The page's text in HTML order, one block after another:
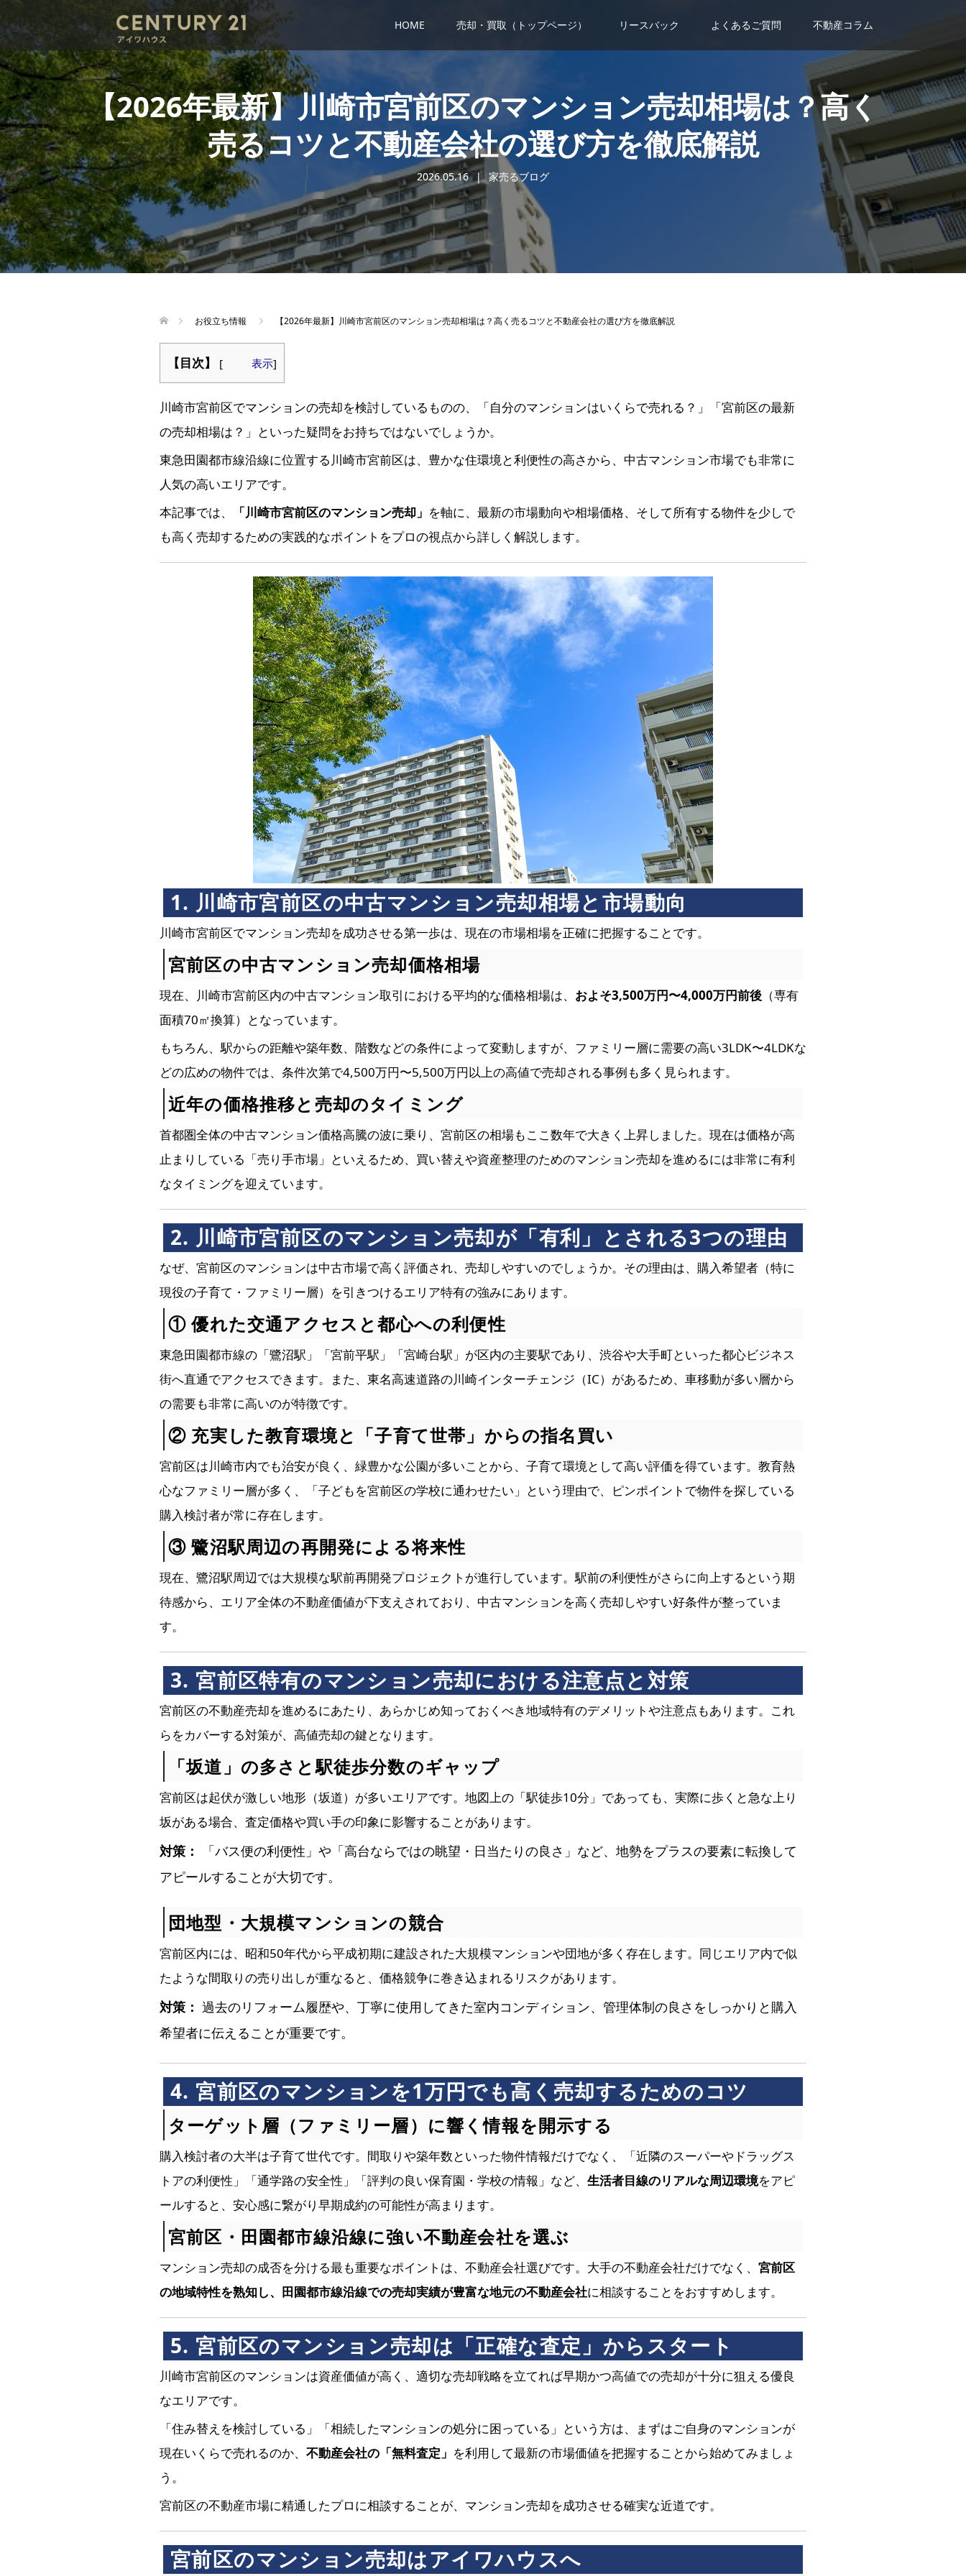
HOME 売却・買取（トップページ） リースバック よくあるご質問 不動産コラム
【2026年最新】川崎市宮前区のマンション売却相場は？高く
売るコツと不動産会社の選び方を徹底解説
2026.05.16 家売るブログ
お役立ち情報 【2026年最新】川崎市宮前区のマンション売却相場は？高く売るコツと不動産会社の選び方を徹底解説
【目次】 [ 表示]
川崎市宮前区でマンションの売却を検討しているものの、「自分のマンションはいくらで売れる？」「宮前区の最新
の売却相場は？」といった疑問をお持ちではないでしょうか。
東急田園都市線沿線に位置する川崎市宮前区は、豊かな住環境と利便性の高さから、中古マンション市場でも非常に
人気の高いエリアです。
本記事では、
「川崎市宮前区のマンション売却」 を軸に、最新の市場動向や相場価格、そして所有する物件を少しで
も高く売却するための実践的なポイントをプロの視点から詳しく解説します。
1. 川崎市宮前区の中古マンション売却相場と市場動向
川崎市宮前区でマンション売却を成功させる第一歩は、現在の市場相場を正確に把握することです。
宮前区の中古マンション売却価格相場
現在、川崎市宮前区内の中古マンション取引における平均的な価格相場は、 およそ3,500万円〜4,000万円前後 （専有
面積70㎡換算）となっています。
もちろん、駅からの距離や築年数、階数などの条件によって変動しますが、ファミリー層に需要の高い3LDK〜4LDKな
どの広めの物件では、条件次第で4,500万円〜5,500万円以上の高値で売却される事例も多く見られます。
近年の価格推移と売却のタイミング
首都圏全体の中古マンション価格高騰の波に乗り、宮前区の相場もここ数年で大きく上昇しました。現在は価格が高
止まりしている「売り手市場」といえるため、買い替えや資産整理のためのマンション売却を進めるには非常に有利
なタイミングを迎えています。
2. 川崎市宮前区のマンション売却が「有利」とされる3つの理由
なぜ、宮前区のマンションは中古市場で高く評価され、売却しやすいのでしょうか。その理由は、購入希望者（特に
現役の子育て・ファミリー層）を引きつけるエリア特有の強みにあります。
① 優れた交通アクセスと都心への利便性
東急田園都市線の「鷺沼駅」「宮前平駅」「宮崎台駅」が区内の主要駅であり、渋谷や大手町といった都心ビジネス
街へ直通でアクセスできます。また、東名高速道路の川崎インターチェンジ（IC）があるため、車移動が多い層から
の需要も非常に高いのが特徴です。
② 充実した教育環境と「子育て世帯」からの指名買い
宮前区は川崎市内でも治安が良く、緑豊かな公園が多いことから、子育て環境として高い評価を得ています。教育熱
心なファミリー層が多く、「子どもを宮前区の学校に通わせたい」という理由で、ピンポイントで物件を探している
購入検討者が常に存在します。
③ 鷺沼駅周辺の再開発による将来性
現在、鷺沼駅周辺では大規模な駅前再開発プロジェクトが進行しています。駅前の利便性がさらに向上するという期
待感から、エリア全体の不動産価値が下支えされており、中古マンションを高く売却しやすい好条件が整っていま
す。
3. 宮前区特有のマンション売却における注意点と対策
宮前区の不動産売却を進めるにあたり、あらかじめ知っておくべき地域特有のデメリットや注意点もあります。これ
らをカバーする対策が、高値売却の鍵となります。
「坂道」の多さと駅徒歩分数のギャップ
宮前区は起伏が激しい地形（坂道）が多いエリアです。地図上の「駅徒歩10分」であっても、実際に歩くと急な上り
坂がある場合、査定価格や買い手の印象に影響することがあります。
対策：
「バス便の利便性」や「高台ならではの眺望・日当たりの良さ」など、地勢をプラスの要素に転換して
アピールすることが大切です。
団地型・大規模マンションの競合
宮前区内には、昭和50年代から平成初期に建設された大規模マンションや団地が多く存在します。同じエリア内で似
たような間取りの売り出しが重なると、価格競争に巻き込まれるリスクがあります。
対策： 過去のリフォーム履歴や、丁寧に使用してきた室内コンディション、管理体制の良さをしっかりと購入
希望者に伝えることが重要です。
4. 宮前区のマンションを1万円でも高く売却するためのコツ
ターゲット層（ファミリー層）に響く情報を開示する
購入検討者の大半は子育て世代です。間取りや築年数といった物件情報だけでなく、「近隣のスーパーやドラッグス
トアの利便性」「通学路の安全性」「評判の良い保育園・学校の情報」など、 生活者目線のリアルな周辺環境をアピ
ールすると、安心感に繋がり早期成約の可能性が高まります。
宮前区・田園都市線沿線に強い不動産会社を選ぶ
マンション売却の成否を分ける最も重要なポイントは、不動産会社選びです。大手の不動産会社だけでなく、 宮前区
の地域特性を熟知し、田園都市線沿線での売却実績が豊富な地元の不動産会社に相談することをおすすめします。
5. 宮前区のマンション売却は「正確な査定」からスタート
川崎市宮前区のマンションは資産価値が高く、適切な売却戦略を立てれば早期かつ高値での売却が十分に狙える優良
なエリアです。
「住み替えを検討している」「相続したマンションの処分に困っている」という方は、まずはご自身のマンションが
現在いくらで売れるのか、 不動産会社の「無料査定」 を利用して最新の市場価値を把握することから始めてみましょ
う。
宮前区の不動産市場に精通したプロに相談することが、マンション売却を成功させる確実な近道です。
宮前区のマンション売却はアイワハウスへ